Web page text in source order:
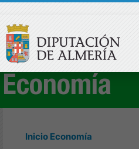
Economía
Inicio Economía